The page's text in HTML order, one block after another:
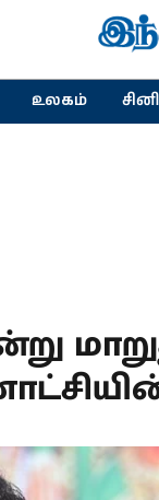
உலகம்